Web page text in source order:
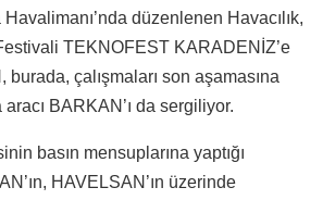
düzenlenen Havacılık,
TEKNOFEST KARADENİZ’e
burada, çalışmaları son aşamasına
BARKAN’ı da sergiliyor.
basın mensuplarına yaptığı
HAVELSAN’ın üzerinde